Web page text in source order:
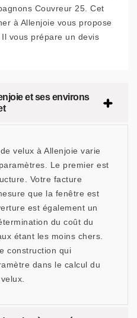
Couvreur 25. Cet
à Allenjoie vous propose
vous prépare un devis
et ses environs
velux à Allenjoie varie
Le premier est
Votre facture
que la fenêtre est
est également un
du coût du
étant les moins chers.
construction qui
dans le calcul du